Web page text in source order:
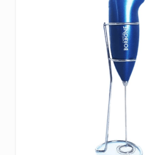
elenco
ombrelloni
lucidatrice
italia
pattumiera
elenco